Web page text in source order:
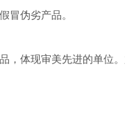
伪劣产品。
，体现审美先进的单位